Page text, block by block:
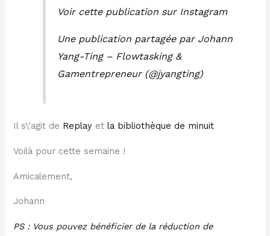
Voir cette publication sur Instagram
Une publication partagée par Johann
Yang-Ting – Flowtasking &
Gamentrepreneur (@jyangting)
Il s\’agit de ​Replay​ et​la bibliothèque de minuit ​
Voilà pour cette semaine !
Amicalement,
Johann
PS : Vous pouvez bénéficier de la réduction de